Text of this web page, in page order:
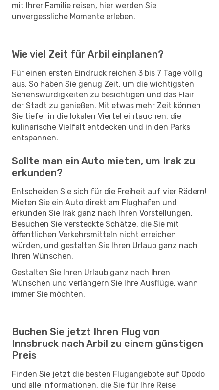
mit Ihrer Familie reisen, hier werden Sie
unvergessliche Momente erleben.
Wie viel Zeit für Arbil einplanen?
Für einen ersten Eindruck reichen 3 bis 7 Tage völlig
aus. So haben Sie genug Zeit, um die wichtigsten
Sehenswürdigkeiten zu besichtigen und das Flair
der Stadt zu genießen. Mit etwas mehr Zeit können
Sie tiefer in die lokalen Viertel eintauchen, die
kulinarische Vielfalt entdecken und in den Parks
entspannen.
Sollte man ein Auto mieten, um Irak zu
erkunden?
Entscheiden Sie sich für die Freiheit auf vier Rädern!
Mieten Sie ein Auto direkt am Flughafen und
erkunden Sie Irak ganz nach Ihren Vorstellungen.
Besuchen Sie versteckte Schätze, die Sie mit
öffentlichen Verkehrsmitteln nicht erreichen
würden, und gestalten Sie Ihren Urlaub ganz nach
Ihren Wünschen.
Gestalten Sie Ihren Urlaub ganz nach Ihren
Wünschen und verlängern Sie Ihre Ausflüge, wann
immer Sie möchten.
Buchen Sie jetzt Ihren Flug von
Innsbruck nach Arbil zu einem günstigen
Preis
Finden Sie jetzt die besten Flugangebote auf Opodo
und alle Informationen, die Sie für Ihre Reise